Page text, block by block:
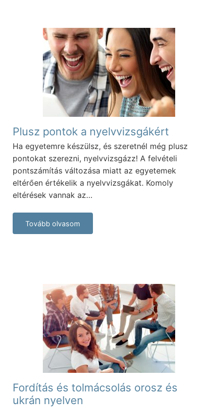
Plusz pontok a nyelvvizsgákért
Ha egyetemre készülsz, és szeretnél még plusz
pontokat szerezni, nyelvvizsgázz! A felvételi
pontszámítás változása miatt az egyetemek
eltérően értékelik a nyelvvizsgákat. Komoly
eltérések vannak az…
Tovább olvasom
Fordítás és tolmácsolás orosz és
ukrán nyelven